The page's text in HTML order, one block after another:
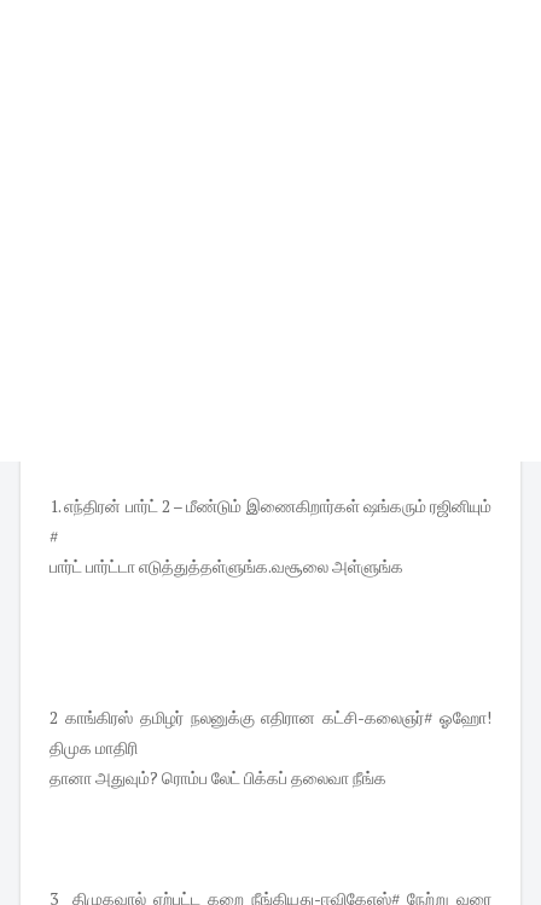
1. எந்திரன் பார்ட் 2 – மீண்டும் இணைகிறார்கள் ஷங்கரும் ரஜினியும்
#
பார்ட் பார்ட்டா எடுத்துத்தள்ளுங்க.வசூலை அள்ளுங்க
2 காங்கிரஸ் தமிழர் நலனுக்கு எதிரான கட்சி-கலைஞர்# ஓஹோ!
திமுக மாதிரி
தானா அதுவும்? ரொம்ப லேட் பிக்கப் தலைவா நீங்க
3 திமுகவால் ஏற்பட்ட கறை நீங்கியது-ஈவிகேஎஸ்# நேற்று வரை